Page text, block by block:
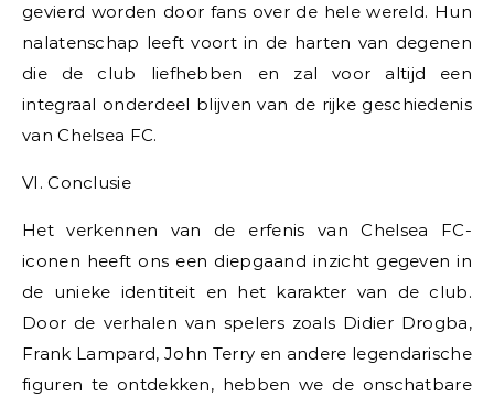
gevierd worden door fans over de hele wereld. Hun
nalatenschap leeft voort in de harten van degenen
die de club liefhebben en zal voor altijd een
integraal onderdeel blijven van de rijke geschiedenis
van Chelsea FC.
VI. Conclusie
Het verkennen van de erfenis van Chelsea FC-
iconen heeft ons een diepgaand inzicht gegeven in
de unieke identiteit en het karakter van de club.
Door de verhalen van spelers zoals Didier Drogba,
Frank Lampard, John Terry en andere legendarische
figuren te ontdekken, hebben we de onschatbare